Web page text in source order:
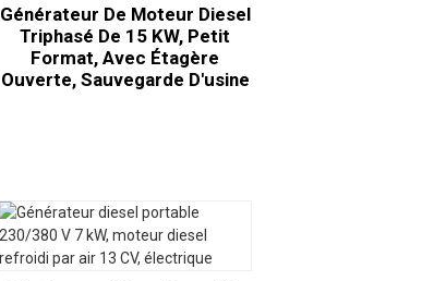
Générateur De Moteur Diesel
Triphasé De 15 KW, Petit
Format, Avec Étagère
Ouverte, Sauvegarde D'usine